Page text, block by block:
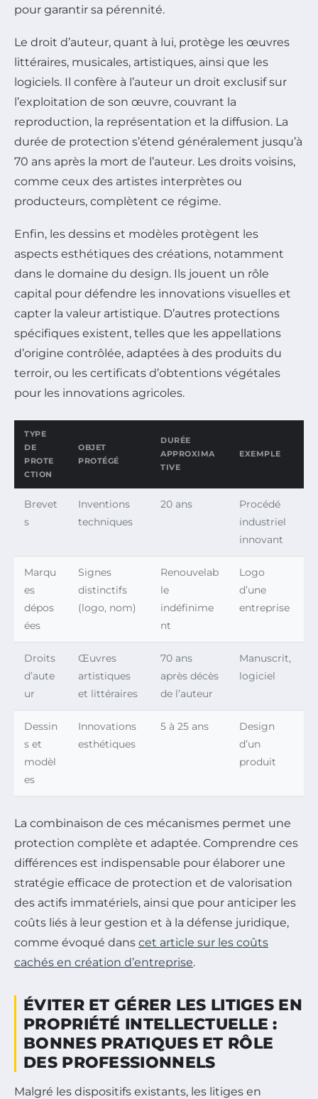
pour garantir sa pérennité.
Le droit d’auteur, quant à lui, protège les œuvres
littéraires, musicales, artistiques, ainsi que les
logiciels. Il confère à l’auteur un droit exclusif sur
l’exploitation de son œuvre, couvrant la
reproduction, la représentation et la diffusion. La
durée de protection s’étend généralement jusqu’à
70 ans après la mort de l’auteur. Les droits voisins,
comme ceux des artistes interprètes ou
producteurs, complètent ce régime.
Enfin, les dessins et modèles protègent les
aspects esthétiques des créations, notamment
dans le domaine du design. Ils jouent un rôle
capital pour défendre les innovations visuelles et
capter la valeur artistique. D’autres protections
spécifiques existent, telles que les appellations
d’origine contrôlée, adaptées à des produits du
terroir, ou les certificats d’obtentions végétales
pour les innovations agricoles.
TYPE
DE
PROTE
CTION
OBJET
PROTÉGÉ
DURÉE
APPROXIMA
TIVE
EXEMPLE
Brevet
s
Inventions
techniques
20 ans
Procédé
industriel
innovant
Marqu
es
dépos
ées
Signes
distinctifs
(logo, nom)
Renouvelab
le
indéfinime
nt
Logo
d’une
entreprise
Droits
d’aute
ur
Œuvres
artistiques
et littéraires
70 ans
après décès
de l’auteur
Manuscrit,
logiciel
Dessin
s et
modèl
es
Innovations
esthétiques
5 à 25 ans
Design
d’un
produit
La combinaison de ces mécanismes permet une
protection complète et adaptée. Comprendre ces
différences est indispensable pour élaborer une
stratégie efficace de protection et de valorisation
des actifs immatériels, ainsi que pour anticiper les
coûts liés à leur gestion et à la défense juridique,
comme évoqué dans cet article sur les coûts
cachés en création d’entreprise.
ÉVITER ET GÉRER LES LITIGES EN
PROPRIÉTÉ INTELLECTUELLE :
BONNES PRATIQUES ET RÔLE
DES PROFESSIONNELS
Malgré les dispositifs existants, les litiges en